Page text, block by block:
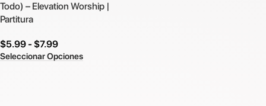
Todo) – Elevation Worship |
Partitura
$5.99 - $7.99
Seleccionar Opciones